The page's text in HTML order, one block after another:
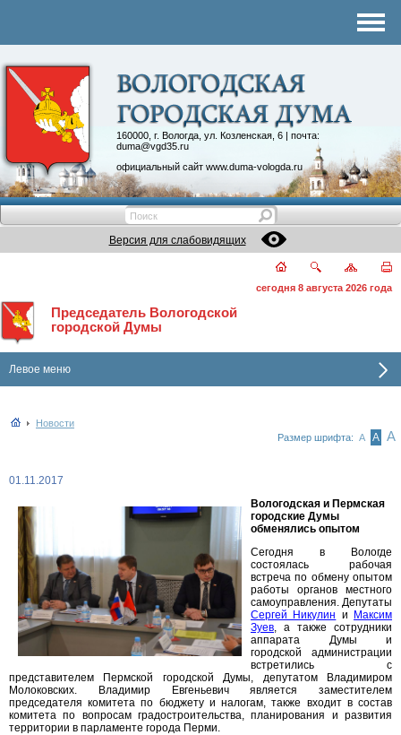
160000, г. Вологда, ул. Козленская, 6 | почта:
duma@vgd35.ru
официальный сайт www.duma-vologda.ru
Контакты
Депутатские объединения
Версия для слабовидящих
сегодня 8 августа 2026 года
Председатель Вологодской
городской Думы
Левое меню
Новости
Размер шрифта: А А А
01.11.2017
Вологодская и Пермская
городские Думы
обменялись опытом
Сегодня в Вологде
состоялась рабочая
встреча по обмену опытом
работы органов местного
самоуправления. Депутаты
Сергей Никулин и
Максим
Зуев, а также сотрудники
аппарата Думы и
городской администрации
встретились с
представителем Пермской городской Думы, депутатом Владимиром
Молоковских. Владимир Евгеньевич является заместителем
председателя комитета по бюджету и налогам, также входит в состав
комитета по вопросам градостроительства, планирования и развития
территории в парламенте города Перми.